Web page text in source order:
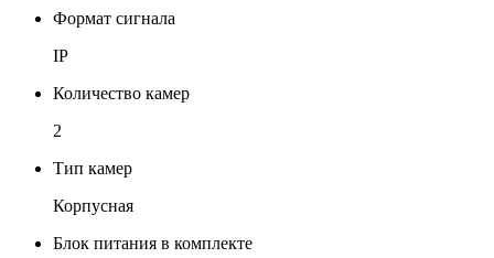
Формат сигнала
IP
Количество камер
2
Тип камер
Корпусная
Блок питания в комплекте